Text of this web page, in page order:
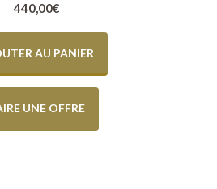
440,00€
AU PANIER
UNE OFFRE